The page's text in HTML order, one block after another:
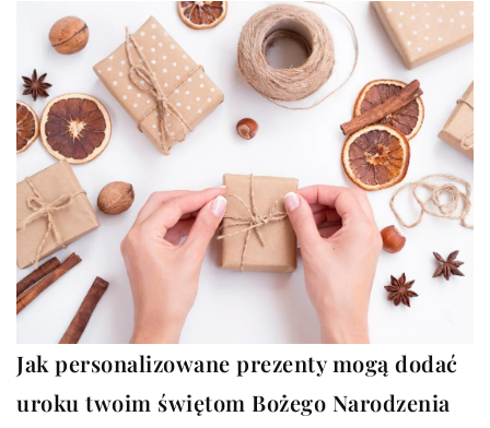
Jak personalizowane prezenty mogą dodać
uroku twoim świętom Bożego Narodzenia